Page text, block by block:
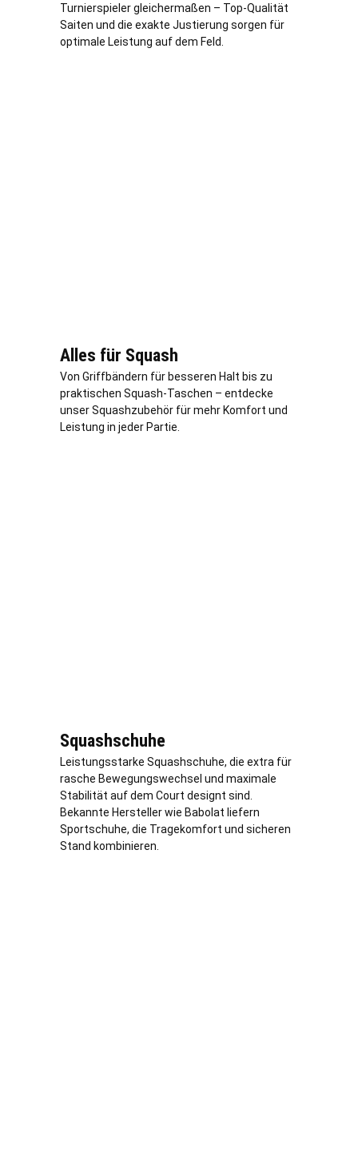
Turnierspieler gleichermaßen – Top-Qualität
Saiten und die exakte Justierung sorgen für
optimale Leistung auf dem Feld.
Alles für Squash
Von Griffbändern für besseren Halt bis zu
praktischen Squash-Taschen – entdecke
unser Squashzubehör für mehr Komfort und
Leistung in jeder Partie.
Squashschuhe
Leistungsstarke Squashschuhe, die extra für
rasche Bewegungswechsel und maximale
Stabilität auf dem Court designt sind.
Bekannte Hersteller wie Babolat liefern
Sportschuhe, die Tragekomfort und sicheren
Stand kombinieren.